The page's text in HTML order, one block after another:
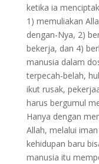
ketika ia
1) memuliakan
dengan-Nya, 2)
bekerja, dan 4)
manusia dalam
terpecah-belah,
ikut rusak,
harus bergumul
Hanya dengan
Allah, melalui
kehidupan baru
manusia itu